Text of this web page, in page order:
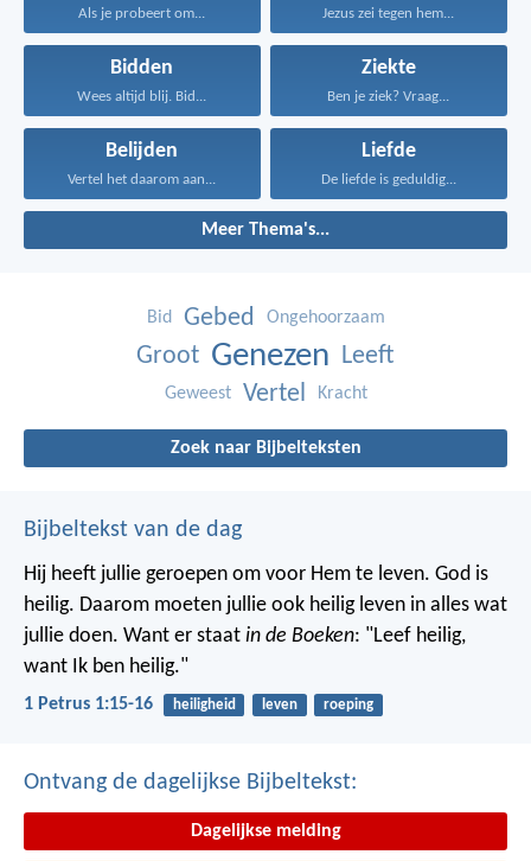
Als je probeert om... Jezus zei tegen hem...
Bidden
Wees altijd blij. Bid...
Ziekte
Ben je ziek? Vraag...
Belijden
Vertel het daarom aan...
Liefde
De liefde is geduldig...
Meer Thema's...
Bid Gebed Ongehoorzaam
Groot Genezen Leeft
Geweest Vertel Kracht
Zoek naar Bijbelteksten
Bijbeltekst van de dag
Hij heeft jullie geroepen om voor Hem te leven. God is
heilig. Daarom moeten jullie ook heilig leven in alles wat
jullie doen. Want er staat in de Boeken: "Leef heilig,
want Ik ben heilig."
1 Petrus 1:15-16 heiligheid leven roeping
Ontvang de dagelijkse Bijbeltekst:
Dagelijkse melding